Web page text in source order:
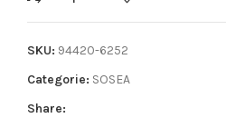
SKU: 94420-6252
Categorie: SOSEA
Share: